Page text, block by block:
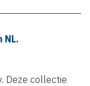
NL.
Deze collectie